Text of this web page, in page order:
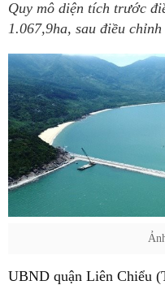
Quy mô diện tích trước
1.067,9ha, sau điều
UBND quận Liên Chiểu